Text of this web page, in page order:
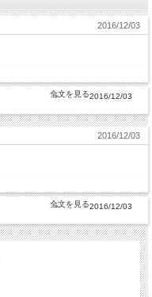
2016/12/03
2016/12/03
2016/12/03
2016/12/03